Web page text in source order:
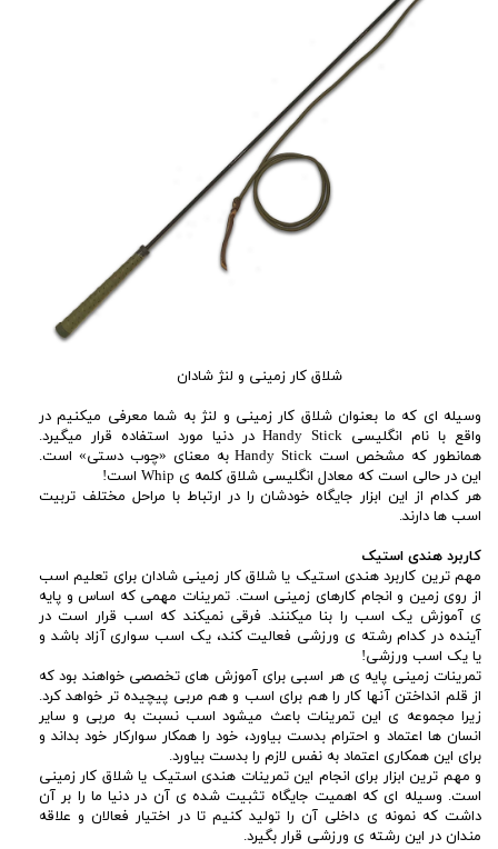
شلاق کار زمینی و لنژ شادان
وسیله ای که ما بعنوان شلاق کار زمینی و لنژ به شما معرفی میکنیم در
واقع با نام انگلیسی Handy Stick در دنیا مورد استفاده قرار میگیرد.
همانطور که مشخص است Handy Stick به معنای «چوب دستی» است.
این در حالی است که معادل انگلیسی شلاق کلمه ی Whip است!
هر کدام از این ابزار جایگاه خودشان را در ارتباط با مراحل مختلف تربیت
اسب ها دارند.
کاربرد هندی استیک
مهم ترین کاربرد هندی استیک یا شلاق کار زمینی شادان برای تعلیم اسب
از روی زمین و انجام کارهای زمینی است. تمرینات مهمی که اساس و پایه
ی آموزش یک اسب را بنا میکنند. فرقی نمیکند که اسب قرار است در
آینده در کدام رشته ی ورزشی فعالیت کند، یک اسب سواری آزاد باشد و
یا یک اسب ورزشی!
تمرینات زمینی پایه ی هر اسبی برای آموزش های تخصصی خواهند بود که
از قلم انداختن آنها کار را هم برای اسب و هم مربی پیچیده تر خواهد کرد.
زیرا مجموعه ی این تمرینات باعث میشود اسب نسبت به مربی و سایر
انسان ها اعتماد و احترام بدست بیاورد، خود را همکار سوارکار خود بداند و
برای این همکاری اعتماد به نفس لازم را بدست بیاورد.
و مهم ترین ابزار برای انجام این تمرینات هندی استیک یا شلاق کار زمینی
است. وسیله ای که اهمیت جایگاه تثبیت شده ی آن در دنیا ما را بر آن
داشت که نمونه ی داخلی آن را تولید کنیم تا در اختیار فعالان و علاقه
مندان در این رشته ی ورزشی قرار بگیرد.